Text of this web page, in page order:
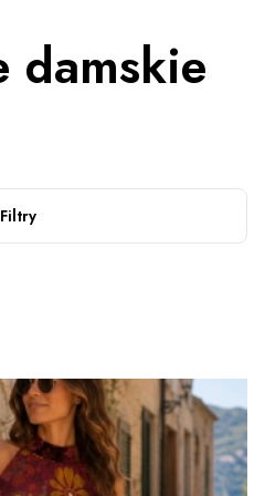
damskie
Filtry